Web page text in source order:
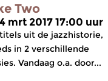
Two
mrt 2017 17:00 uur
uit de jazzhistorie,
in 2 verschillende
Vandaag o.a. door...